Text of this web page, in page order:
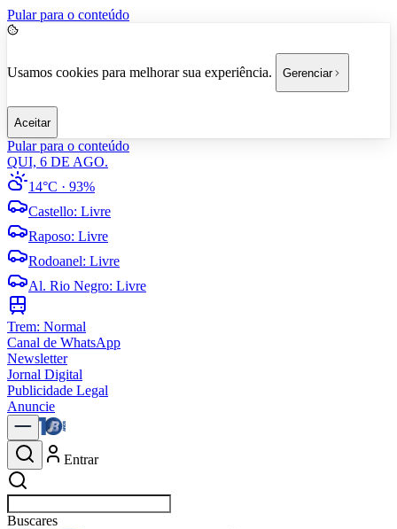
Pular para o conteúdo
Usamos cookies para melhorar sua experiência. Gerenciar
Aceitar
Pular para o conteúdo
QUI, 6 DE AGO.
14°C · 93%
Castello: Livre
Raposo: Livre
Rodoanel: Livre
Al. Rio Negro: Livre
Trem: Normal
Canal de WhatsApp
Newsletter
Jornal Digital
Publicidade Legal
Anuncie
Entrar
Buscarnot